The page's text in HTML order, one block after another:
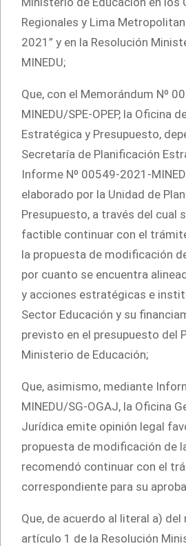
Regionales y Lima
2021” y en la Resolución
MINEDU;
Que, con el Memorándum Nº
MINEDU/SPE-OPEP, la Oficina
Estratégica y Presupuesto,
Secretaría de Planificación
Informe Nº 00549-2021-
elaborado por la Unidad de
Presupuesto, a través del cual
factible continuar con el
la propuesta de modificación
por cuanto se encuentra
y acciones estratégicas e
Sector Educación y su
previsto en el presupuesto del
Ministerio de Educación;
Que, asimismo, mediante
MINEDU/SG-OGAJ, la Oficina
Jurídica emite opinión legal
propuesta de modificación de
recomendó continuar con el
correspondiente para su
Que, de acuerdo al literal a) del
artículo 1 de la Resolución